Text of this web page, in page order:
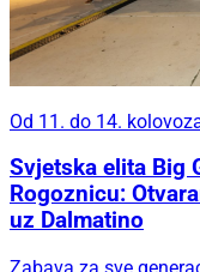
Od 11. do 14.
Svjetska elita Big
Rogoznicu:
uz Dalmatino